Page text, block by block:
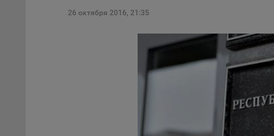
26 октября 2016, 21:35